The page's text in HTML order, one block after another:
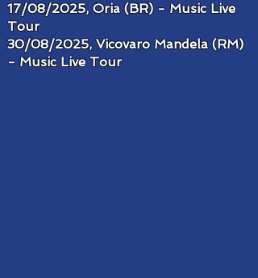
17/08/2025, Oria (BR) - Music Live
Tour
30/08/2025, Vicovaro Mandela (RM)
- Music Live Tour